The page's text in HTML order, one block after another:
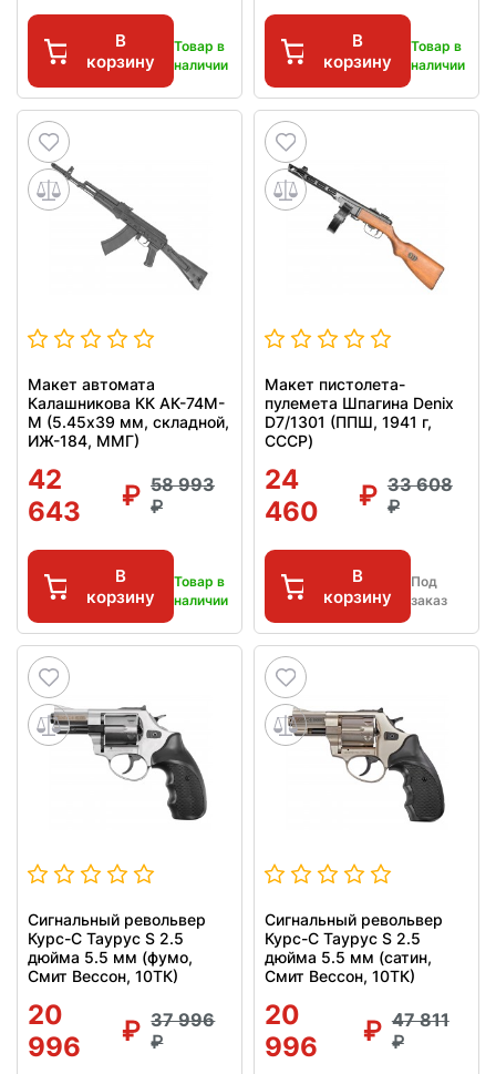
В
корзину
Товар в
наличии
В
корзину
Товар в
наличии
Макет автомата
Калашникова КК АК-74М-
М (5.45x39 мм, складной,
ИЖ-184, ММГ)
42
643
58 993
В
корзину
Товар в
наличии
Макет пистолета-
пулемета Шпагина Denix
D7/1301 (ППШ, 1941 г,
СССР)
24
460
33 608
В
корзину
Под
заказ
Сигнальный револьвер
Курс-С Таурус S 2.5
дюйма 5.5 мм (фумо,
Смит Вессон, 10ТК)
20
996
37 996
Сигнальный револьвер
Курс-С Таурус S 2.5
дюйма 5.5 мм (сатин,
Смит Вессон, 10ТК)
20
996
47 811